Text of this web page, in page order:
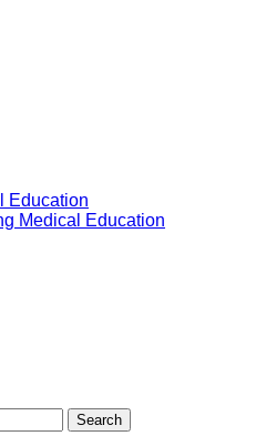
Education
Medical Education